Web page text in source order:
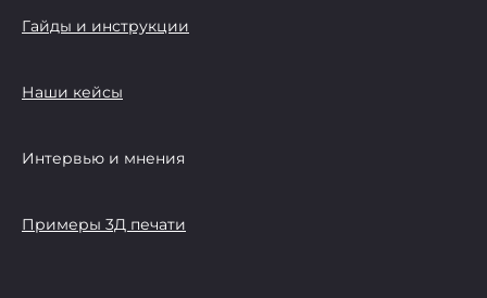
Гайды и инструкции
Наши кейсы
Интервью и мнения
Примеры 3Д печати